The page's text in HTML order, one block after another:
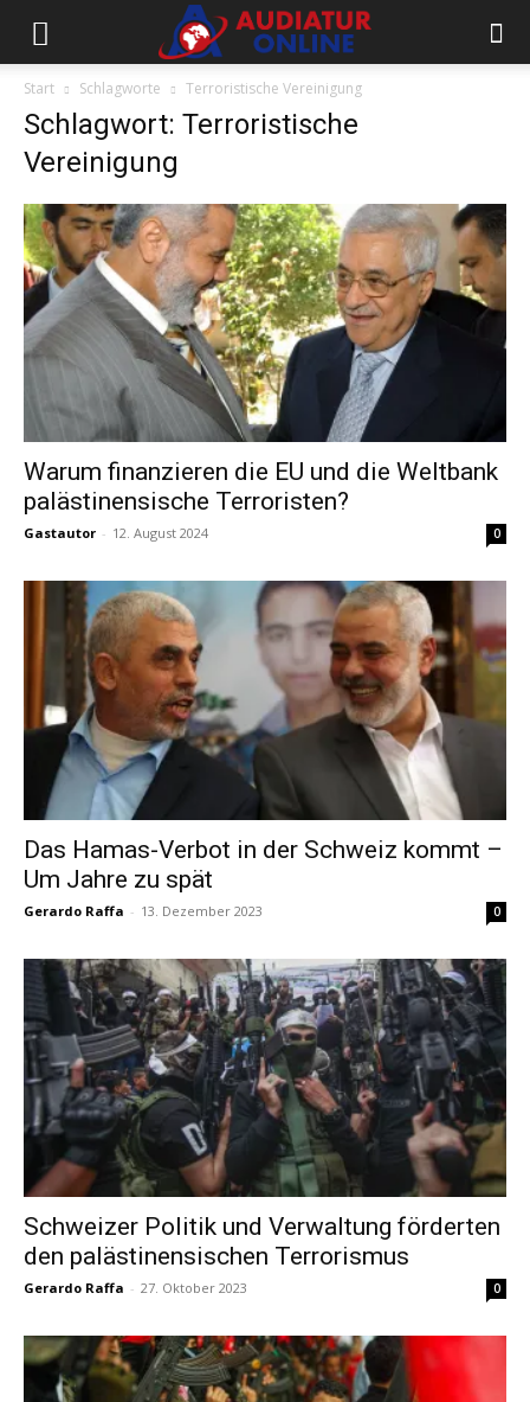
Start Schlagworte Terroristische Vereinigung
Schlagwort: Terroristische
Vereinigung
Warum finanzieren die EU und die Weltbank
palästinensische Terroristen?
Gastautor - 12. August 2024 0
Das Hamas-Verbot in der Schweiz kommt –
Um Jahre zu spät
Gerardo Raffa - 13. Dezember 2023 0
Schweizer Politik und Verwaltung förderten
den palästinensischen Terrorismus
Gerardo Raffa - 27. Oktober 2023 0